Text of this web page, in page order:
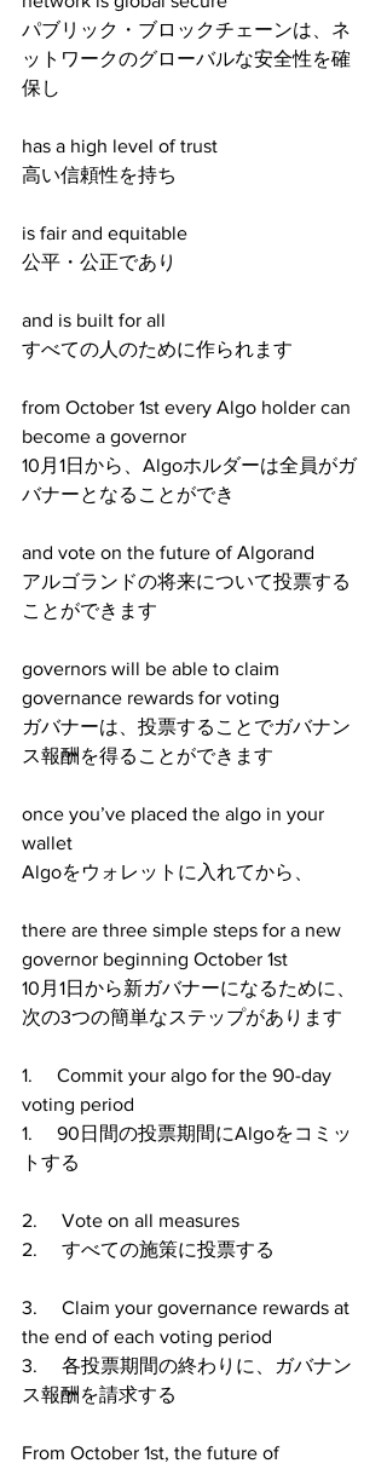
パブリック・ブロックチェーンは、ネ
ットワークのグローバルな安全性を確
保し
has a high level of trust
高い信頼性を持ち
is fair and equitable
公平・公正であり
and is built for all
すべての人のために作られます
from October 1st every Algo holder can
become a governor
10月1日から、Algoホルダーは全員がガ
バナーとなることができ
and vote on the future of Algorand
アルゴランドの将来について投票する
ことができます
governors will be able to claim
governance rewards for voting
ガバナーは、投票することでガバナン
ス報酬を得ることができます
once you’ve placed the algo in your
wallet
Algoをウォレットに入れてから、
there are three simple steps for a new
governor beginning October 1st
10月1日から新ガバナーになるために、
次の3つの簡単なステップがあります
1.     Commit your algo for the 90-day
voting period
1.     90日間の投票期間にAlgoをコミッ
トする
2.     Vote on all measures
2.     すべての施策に投票する
3.     Claim your governance rewards at
the end of each voting period
3.     各投票期間の終わりに、ガバナン
ス報酬を請求する
From October 1st, the future of